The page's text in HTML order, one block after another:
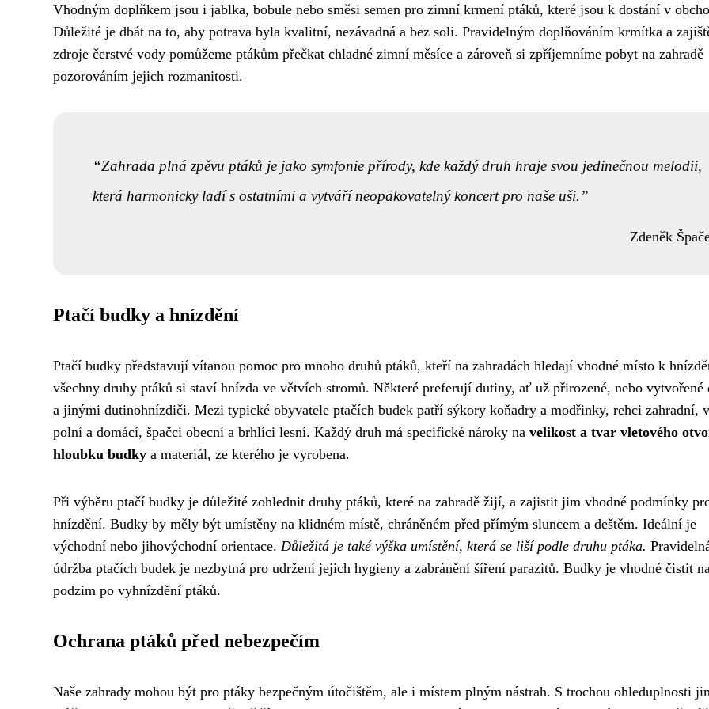
Vhodným doplňkem jsou i jablka, bobule nebo směsi semen pro zimní krmení ptáků, které jsou k dostání v
Důležité je dbát na to, aby potrava byla kvalitní, nezávadná a bez soli. Pravidelným doplňováním krmítka a
zdroje čerstvé vody pomůžeme ptákům přečkat chladné zimní měsíce a zároveň si zpříjemníme pobyt na zahradě
pozorováním jejich rozmanitosti.
Zahrada plná zpěvu ptáků je jako symfonie přírody, kde každý druh hraje svou jedinečnou melodii,
která harmonicky ladí s ostatními a vytváří neopakovatelný koncert pro naše uši.
Zdeněk
Ptačí budky a hnízdění
Ptačí budky představují vítanou pomoc pro mnoho druhů ptáků, kteří na zahradách hledají vhodné místo k
všechny druhy ptáků si staví hnízda ve větvích stromů. Některé preferují dutiny, ať už přirozené, nebo vytvořené
a jinými dutinohnízdiči. Mezi typické obyvatele ptačích budek patří sýkory koňadry a modřinky, rehci zahradní,
polní a domácí, špačci obecní a brhlíci lesní. Každý druh má specifické nároky na velikost a tvar vletového
hloubku budky a materiál, ze kterého je vyrobena.
Při výběru ptačí budky je důležité zohlednit druhy ptáků, které na zahradě žijí, a zajistit jim vhodné podmínky
hnízdění. Budky by měly být umístěny na klidném místě, chráněném před přímým sluncem a deštěm. Ideální je
východní nebo jihovýchodní orientace. Důležitá je také výška umístění, která se liší podle druhu ptáka.
údržba ptačích budek je nezbytná pro udržení jejich hygieny a zabránění šíření parazitů. Budky je vhodné čistit na
podzim po vyhnízdění ptáků.
Ochrana ptáků před nebezpečím
Naše zahrady mohou být pro ptáky bezpečným útočištěm, ale i místem plným nástrah. S trochou ohleduplnosti